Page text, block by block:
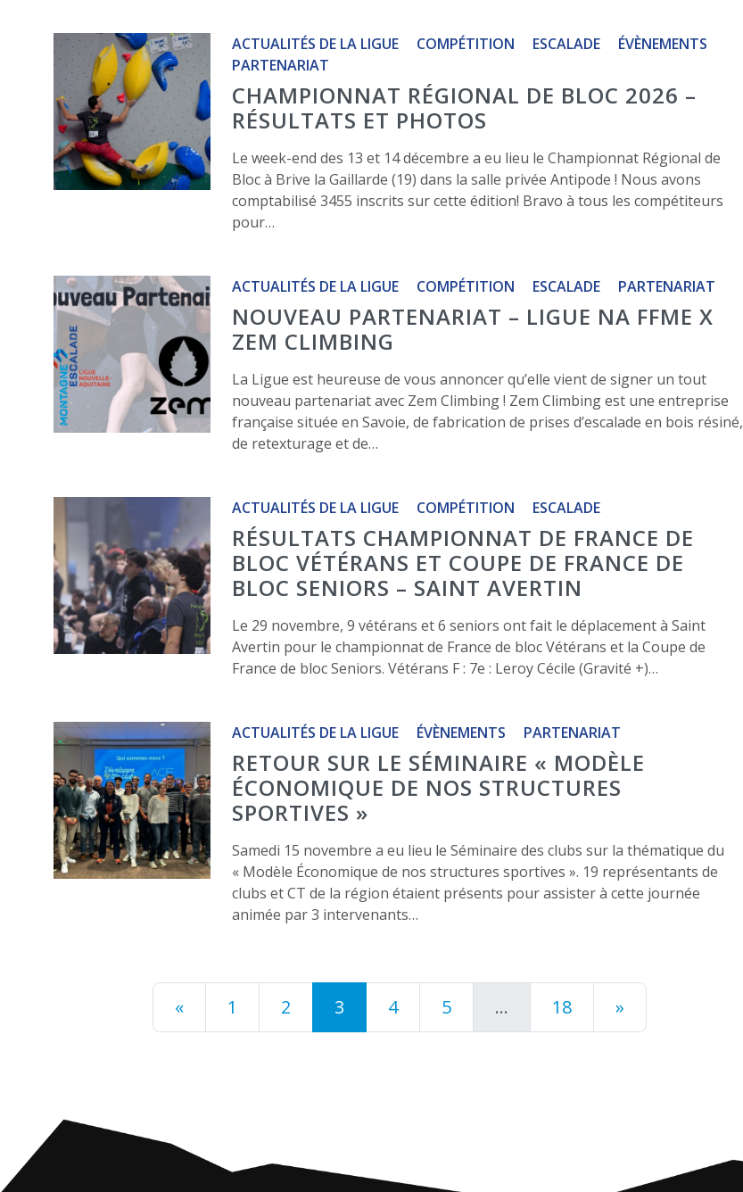
ACTUALITÉS DE LA LIGUE COMPÉTITION ESCALADE
ÉVÈNEMENTS
PARTENARIAT
CHAMPIONNAT RÉGIONAL DE BLOC 2026 –
RÉSULTATS ET PHOTOS
Le week-end des 13 et 14 décembre a eu lieu le Championnat Régional de
Bloc à Brive la Gaillarde (19) dans la salle privée Antipode ! Nous avons
comptabilisé 3455 inscrits sur cette édition! Bravo à tous les compétiteurs
pour…
ACTUALITÉS DE LA LIGUE COMPÉTITION ESCALADE PARTENARIAT
NOUVEAU PARTENARIAT – LIGUE NA FFME X
ZEM CLIMBING
La Ligue est heureuse de vous annoncer qu’elle vient de signer un tout
nouveau partenariat avec Zem Climbing ! Zem Climbing est une entreprise
française située en Savoie, de fabrication de prises d’escalade en bois résiné,
de retexturage et de…
ACTUALITÉS DE LA LIGUE COMPÉTITION ESCALADE
RÉSULTATS CHAMPIONNAT DE FRANCE DE
BLOC VÉTÉRANS ET COUPE DE FRANCE DE
BLOC SENIORS – SAINT AVERTIN
Le 29 novembre, 9 vétérans et 6 seniors ont fait le déplacement à Saint
Avertin pour le championnat de France de bloc Vétérans et la Coupe de
France de bloc Seniors. Vétérans F : 7e : Leroy Cécile (Gravité +)…
ACTUALITÉS DE LA LIGUE ÉVÈNEMENTS PARTENARIAT
RETOUR SUR LE SÉMINAIRE « MODÈLE
ÉCONOMIQUE DE NOS STRUCTURES
SPORTIVES »
Samedi 15 novembre a eu lieu le Séminaire des clubs sur la thématique du
« Modèle Économique de nos structures sportives ». 19 représentants de
clubs et CT de la région étaient présents pour assister à cette journée
animée par 3 intervenants…
« 1 2 3 4 5 … 18 »